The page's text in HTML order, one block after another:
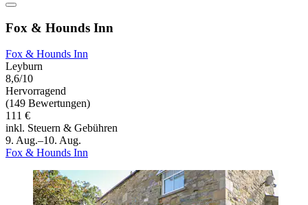
Fox & Hounds Inn
Fox & Hounds Inn
Leyburn
8,6/10
Hervorragend
(149 Bewertungen)
111 €
inkl. Steuern & Gebühren
9. Aug.–10. Aug.
Fox & Hounds Inn